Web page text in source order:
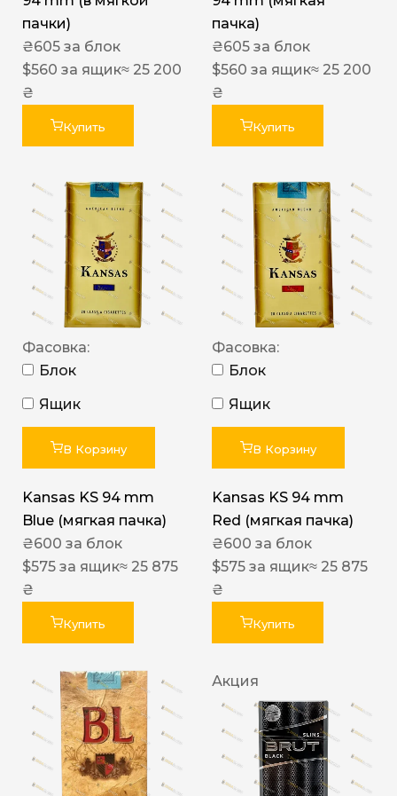
пачки)
₴605 за блок
$560 за ящик≈ 25 200
₴
Купить
пачка)
₴605 за блок
$560 за ящик≈ 25 200
₴
Купить
Фасовка:
Блок
Ящик
В Корзину
Kansas KS 94 mm
Blue (мягкая пачка)
₴600 за блок
$575 за ящик≈ 25 875
₴
Купить
Фасовка:
Блок
Ящик
В Корзину
Kansas KS 94 mm
Red (мягкая пачка)
₴600 за блок
$575 за ящик≈ 25 875
₴
Купить
Акция